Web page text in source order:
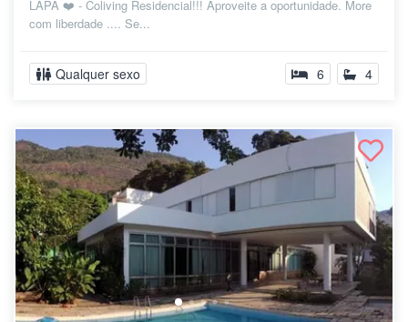
LAPA ❤️ - Coliving Residencial!!! Aproveite a oportunidade. More
com liberdade .... Se...
Qualquer sexo 6 4